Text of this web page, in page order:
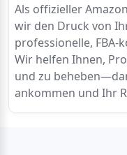
Als offizieller
wir den Druck von
professionelle,
Wir helfen Ihnen,
und zu
ankommen und Ihr